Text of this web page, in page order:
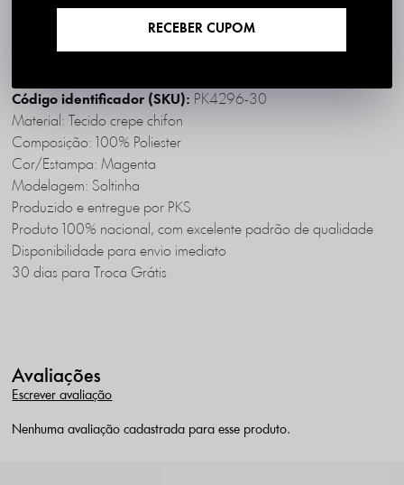
Código identificador (SKU): PK4296-30
Material: Tecido crepe chifon
Composição: 100% Poliester
Cor/Estampa: Magenta
Modelagem: Soltinha
Produzido e entregue por PKS
Produto 100% nacional, com excelente padrão de qualidade
Disponibilidade para envio imediato
30 dias para Troca Grátis
Avaliações
Escrever avaliação
Nenhuma avaliação cadastrada para esse produto.
RECEBER CUPOM